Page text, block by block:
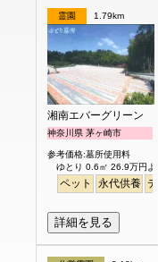
霊園 1.79km
湘南エバーグリーン
神奈川県 茅ヶ崎市
参考価格:墓所使用料
ゆとり 0.6㎡ 26.9万円よ
ペット 永代供養
詳細を見る